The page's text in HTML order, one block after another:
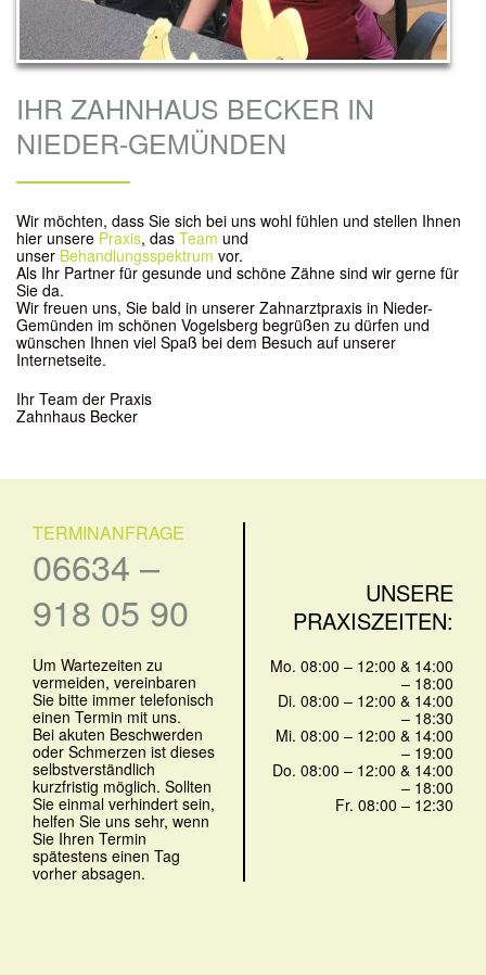
IHR ZAHNHAUS BECKER IN
NIEDER-GEMÜNDEN
Wir möchten, dass Sie sich bei uns wohl fühlen und stellen Ihnen
hier unsere Praxis, das Team und
unser Behandlungsspektrum vor.
Als Ihr Partner für gesunde und schöne Zähne sind wir gerne für
Sie da.
Wir freuen uns, Sie bald in unserer Zahnarztpraxis in Nieder-
Gemünden im schönen Vogelsberg begrüßen zu dürfen und
wünschen Ihnen viel Spaß bei dem Besuch auf unserer
Internetseite.
Ihr Team der Praxis
Zahnhaus Becker
TERMINANFRAGE
06634 –
918 05 90
Um Wartezeiten zu
vermeiden, vereinbaren
Sie bitte immer telefonisch
einen Termin mit uns.
Bei akuten Beschwerden
oder Schmerzen ist dieses
selbstverständlich
kurzfristig möglich. Sollten
Sie einmal verhindert sein,
helfen Sie uns sehr, wenn
Sie Ihren Termin
spätestens einen Tag
vorher absagen.
UNSERE
PRAXISZEITEN:
Mo. 08:00 – 12:00 & 14:00
– 18:00
Di. 08:00 – 12:00 & 14:00
– 18:30
Mi. 08:00 – 12:00 & 14:00
– 19:00
Do. 08:00 – 12:00 & 14:00
– 18:00
Fr. 08:00 – 12:30